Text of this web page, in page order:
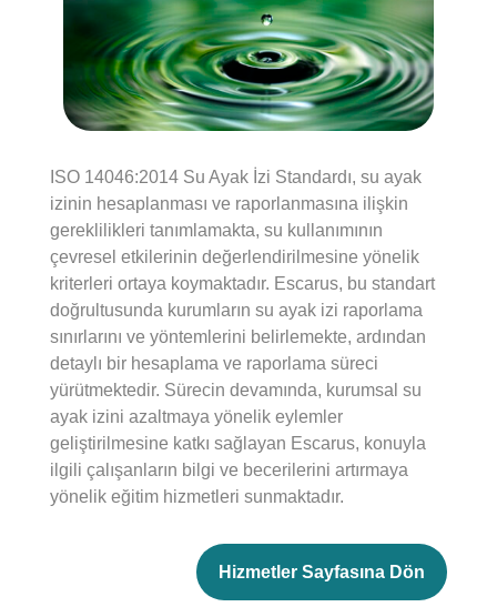
ISO 14046:2014 Su Ayak İzi Standardı, su ayak
izinin hesaplanması ve raporlanmasına ilişkin
gereklilikleri tanımlamakta, su kullanımının
çevresel etkilerinin değerlendirilmesine yönelik
kriterleri ortaya koymaktadır. Escarus, bu standart
doğrultusunda kurumların su ayak izi raporlama
sınırlarını ve yöntemlerini belirlemekte, ardından
detaylı bir hesaplama ve raporlama süreci
yürütmektedir. Sürecin devamında, kurumsal su
ayak izini azaltmaya yönelik eylemler
geliştirilmesine katkı sağlayan Escarus, konuyla
ilgili çalışanların bilgi ve becerilerini artırmaya
yönelik eğitim hizmetleri sunmaktadır.
Hizmetler Sayfasına Dön